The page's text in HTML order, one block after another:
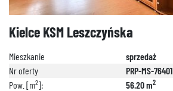
Kielce KSM Leszczyńska
Mieszkanie
sprzedaż
Nr oferty
PRP-MS-76401
Pow. [m2]: 56.20 m2
692 024 827